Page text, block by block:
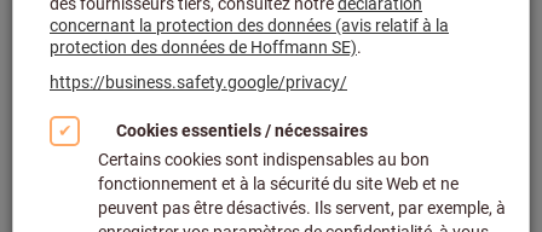
(602)
Ebavureurs et grattoirs - pièces de rechange et
Outils de coupe - pièces de rechange et accessoires
(469)